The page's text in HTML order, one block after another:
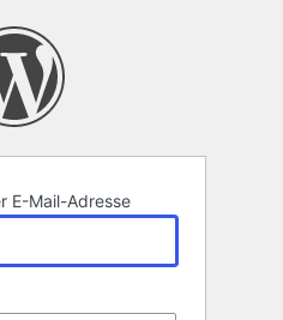
E-Mail-Adresse